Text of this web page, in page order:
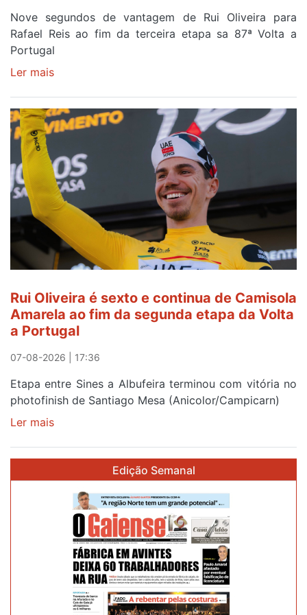
Nove segundos de vantagem de Rui Oliveira para
Rafael Reis ao fim da terceira etapa sa 87ª Volta a
Portugal
Ler mais
Amarela
continua
ser
do
gaiense
Rui
Oliveira
após
quinto
lugar
Beja
e
Elvas
Rui Oliveira é sexto e continua de Camisola
Amarela ao fim da segunda etapa da Volta
a Portugal
07-08-2026 | 17:36
Etapa entre Sines a Albufeira terminou com vitória no
photofinish de Santiago Mesa (Anicolor/Campicarn)
Ler mais
continua
Camisola
Amarela
Edição Semanal